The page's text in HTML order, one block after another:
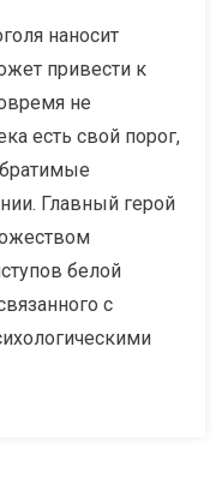
наносит
привести к
не
есть свой порог,
Главный герой
белой
с